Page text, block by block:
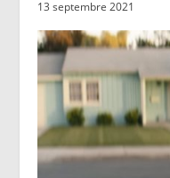
13 septembre 2021